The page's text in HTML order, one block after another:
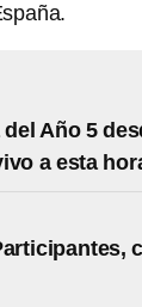
Año 5
a esta